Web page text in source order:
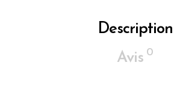
Description
Avis 0